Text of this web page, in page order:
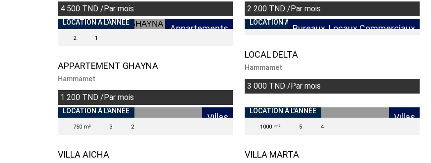
4 500 TND /Par mois 2 200 TND /Par mois
LOCATION À L'ANNÉE
Appartements
2 1
APPARTEMENT GHAYNA
Hammamet
1 200 TND /Par mois
LOCATION À L'ANNÉE
Bureaux, Locaux Commerciaux
LOCAL DELTA
Hammamet
3 000 TND /Par mois
LOCATION À L'ANNÉE
Villas
750 m² 3 2
VILLA AICHA
LOCATION À L'ANNÉE
Villas
1000 m² 5 4
VILLA MARTA